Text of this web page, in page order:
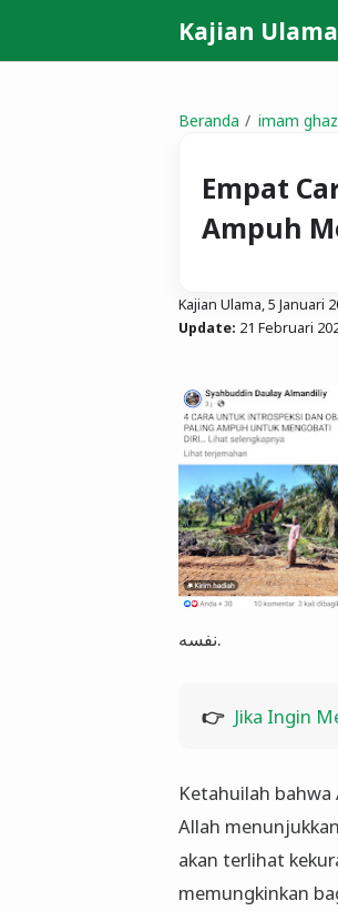
Kajian
Beranda imam
Empat
Ampuh
Kajian Ulama,5 Januari
Update: 21 Februari
نفسه.
👉 Jika Ingin
Ketahuilah bahwa
Allah
akan terlihat
memungkinkan